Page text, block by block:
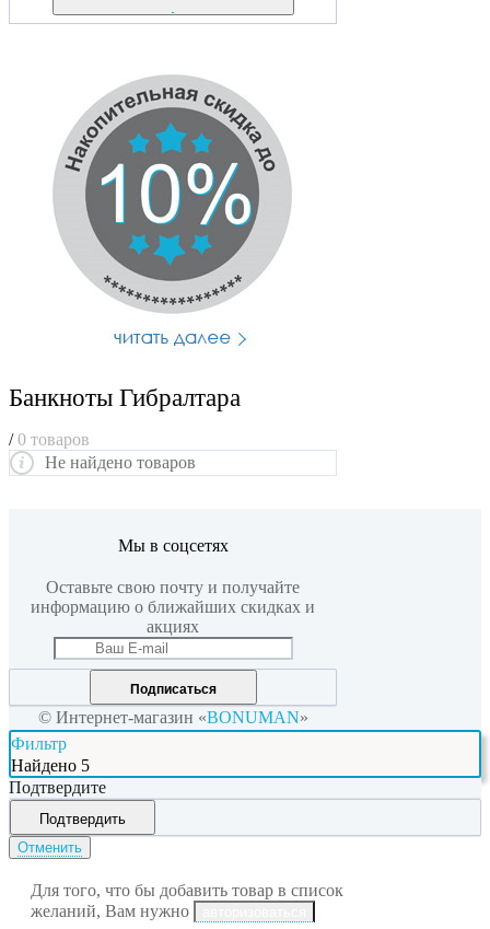
Банкноты Гибралтара
/ 0 товаров
Не найдено товаров
Мы в соцсетях
Оставьте свою почту и получайте
информацию о ближайших скидках и
акциях
Подписаться
© Интернет-магазин «BONUMAN»
Фильтр
Найдено 5
Подтвердите
Подтвердить
Отменить
Для того, что бы добавить товар в список
желаний, Вам нужно